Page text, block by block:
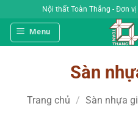
qua
nội
Nội thất Toàn Thắng - Đơn
Menu
Sàn
Trang chủ / Sàn nhựa